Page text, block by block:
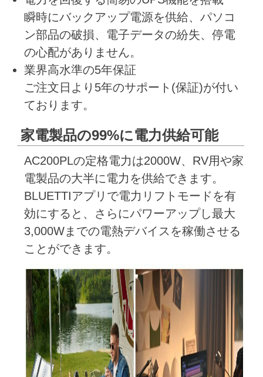
瞬時にバックアップ電源を供給、パソコ
ン部品の破損、電子データの紛失、停電
の心配がありません。
業界高水準の5年保証
ご注文日より5年のサポート(保証)が付い
ております。
家電製品の99%に電力供給可能
AC200PLの定格電力は2000W、RV用や家
電製品の大半に電力を供給できます。
BLUETTIアプリで電力リフトモードを有
効にすると、さらにパワーアップし最大
3,000Wまでの電熱デバイスを稼働させる
ことができます。